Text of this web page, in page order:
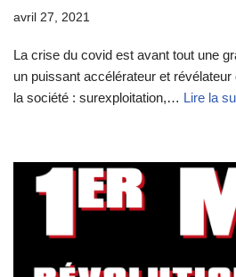
avril 27, 2021
La crise du covid est avant tout une
un puissant accélérateur et
la société : surexploitation,… Lire la